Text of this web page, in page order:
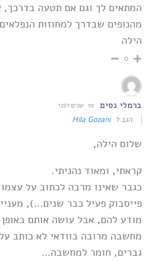
המתאים לך וגם אם תטעה בדרכך,
מהנופים שבדרך למחוזות
הילה
0
ברמלי נסים 10 שנים לפני
הגב לHila Gozani
שלום הילה,
קראתי, ומאוד נהניתי.
כגבר שאינו מרבה לכתוב על עצמו
פייסבוק פעיל כבר שנים…),
מודע להם, אבל עושה אותם
מחשבה מרובה בוודאי לא כותב
גברים, חומר למחשבה…